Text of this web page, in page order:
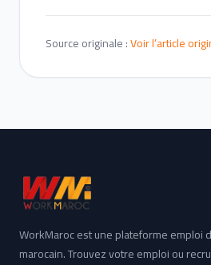
Source originale :Voir l’article
WorkMaroc est une plateforme emploi
marocain. Trouvez votre emploi ou